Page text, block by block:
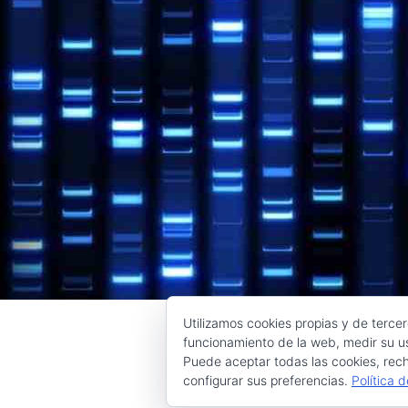
Utilizamos cookies propias y de
funcionamiento de la web, medir su
Puede aceptar todas las cookies,
configurar sus preferencias. Política